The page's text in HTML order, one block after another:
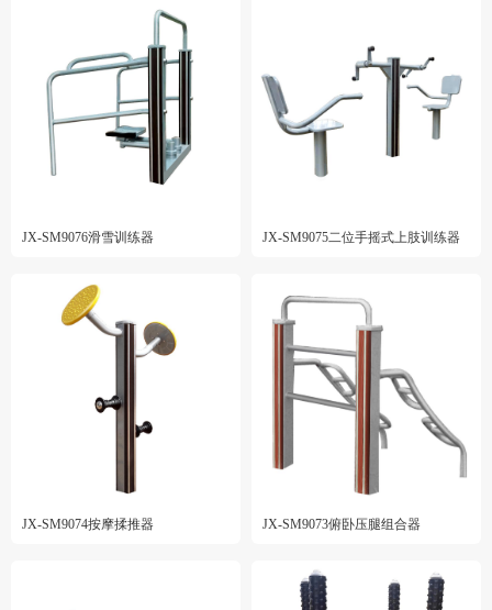
JX-SM9076滑雪训练器 JX-SM9075二位手摇式上肢训练器
JX-SM9074按摩揉推器 JX-SM9073俯卧压腿组合器